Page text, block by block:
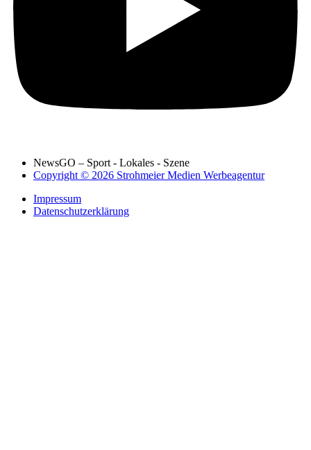
NewsGO – Sport - Lokales - Szene
Copyright © 2026 Strohmeier Medien Werbeagentur
Impressum
Datenschutzerklärung